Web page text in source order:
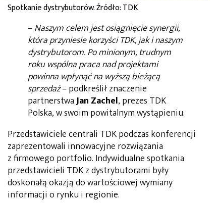
Spotkanie dystrybutorów. Źródło: TDK
–Naszym celem jest osiągnięcie synergii,
która przyniesie korzyści TDK, jak i naszym
dystrybutorom. Po minionym, trudnym
roku wspólna praca nad projektami
powinna wpłynąć na wyższą bieżącą
sprzedaż– podkreślił znaczenie
partnerstwaJan Zachel, prezes TDK
Polska, w swoim powitalnym wystąpieniu.
Przedstawiciele centrali TDK podczas konferencji
zaprezentowali innowacyjne rozwiązania
z firmowego portfolio. Indywidualne spotkania
przedstawicieli TDK z dystrybutorami były
doskonałą okazją do wartościowej wymiany
informacji o rynku i regionie.